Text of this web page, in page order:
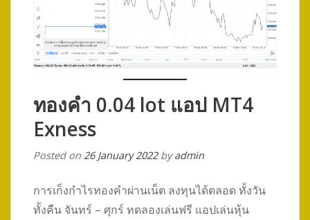
ทองคำ 0.04 lot แอป MT4
Exness
Posted on 26 January 2022byadmin
การเก็งกำไรทองคำผ่านเน็ต ลงทุนได้ตลอด ทั้งวัน
ทั้งคืน จันทร์ – ศุกร์ ทดลองเล่นฟรี แอปเล่นหุ้น